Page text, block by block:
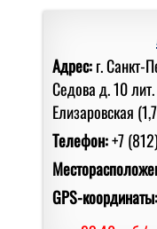
Адрес:г. Санкт-
Седова д. 10
Елизаровская
Телефон:+7
GPS-координаты: